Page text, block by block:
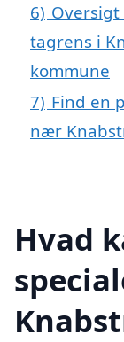
6)
tagrens i
kommune
7) Find en
nær
Hvad